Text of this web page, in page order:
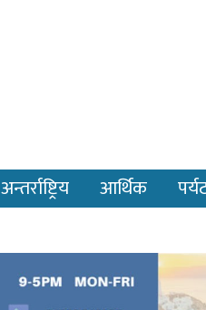
अन्तर्राष्ट्रिय आर्थिक